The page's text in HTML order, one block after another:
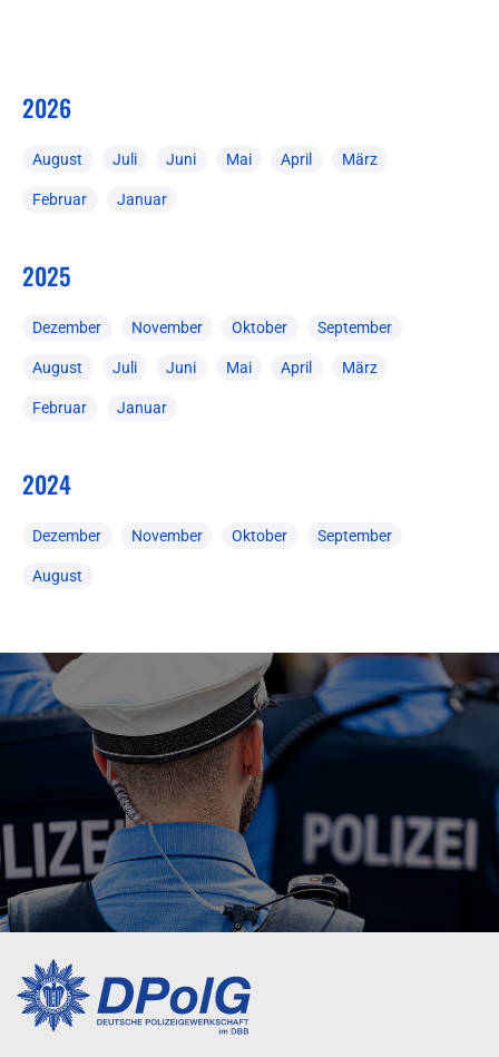
2026
August Juli Juni Mai April März
Februar Januar
2025
Dezember November Oktober September
August Juli Juni Mai April März
Februar Januar
2024
Dezember November Oktober September
August